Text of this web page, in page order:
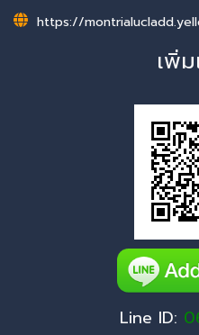
https://
เพิ่
Line ID: